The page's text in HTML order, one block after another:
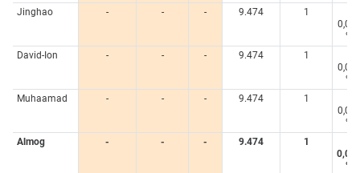
Jinghao
- - - 9.474 1
%
David-Ion
- - - 9.474 1
%
Muhaamad
- - - 9.474 1
%
Almog
- - - 9.474 1
%